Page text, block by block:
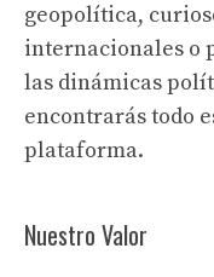
geopolítica,
internacionales o
las dinámicas
encontrarás todo
plataforma.
Nuestro Valor